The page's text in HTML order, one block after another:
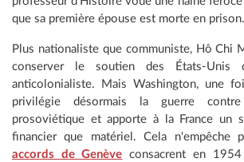
que sa première épouse est morte en prison.
Plus nationaliste que communiste, Hô Chi
conserver le soutien des États-Unis
anticolonialiste. Mais Washington, une
privilégie désormais la guerre
prosoviétique et apporte à la France un
financier que matériel. Cela n'empêche
accords de Genève consacrent en 1954